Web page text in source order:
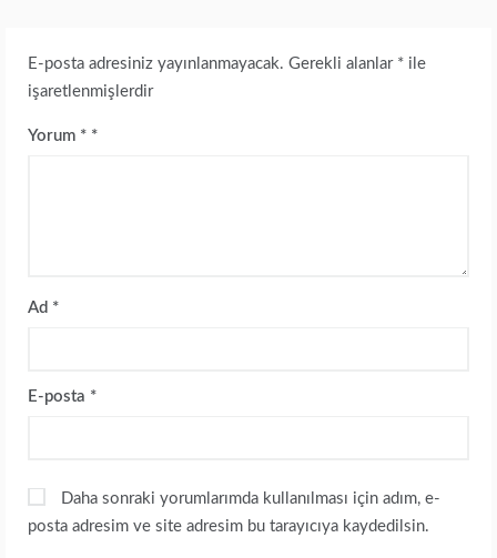
E-posta adresiniz yayınlanmayacak. Gerekli alanlar * ile
işaretlenmişlerdir
Yorum *
Ad *
E-posta *
Daha sonraki yorumlarımda kullanılması için adım, e-
posta adresim ve site adresim bu tarayıcıya kaydedilsin.